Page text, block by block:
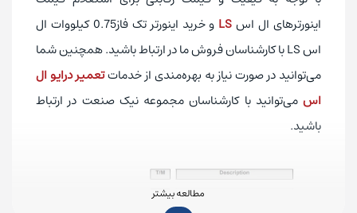
اینورترهای ال اسLS
و خرید اینورتر تک فاز0.75 کیلووات ال
اس LS با کارشناسان فروش ما در ارتباط باشید. همچنین شما
می‌توانید در صورت نیاز به بهره‌مندی از خدماتتعمیر درایو ال
اس می‌توانید با کارشناسان مجموعه نیک صنعت در ارتباط
باشید.